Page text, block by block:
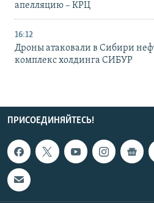
апелляцию – КРЦ
16:12
Дроны атаковали в Сибири
комплекс холдинга СИБУР
ПРИСОЕДИНЯЙТЕСЬ!